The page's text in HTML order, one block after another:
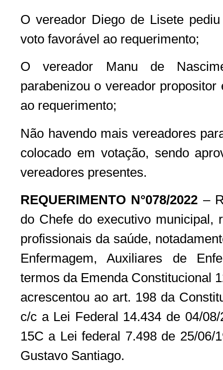
O vereador Diego de Lisete
voto favorável ao requerimento;
O vereador Manu de
parabenizou o vereador
ao requerimento;
Não havendo mais vereadores
colocado em votação, sendo
vereadores presentes.
REQUERIMENTO N°078/2022 –
do Chefe do executivo municipal,
profissionais da saúde,
Enfermagem, Auxiliares de
termos da Emenda Constitucional
acrescentou ao art. 198 da
c/c a Lei Federal 14.434 de 04/
15C a Lei federal 7.498 de 25/06/
Gustavo Santiago.